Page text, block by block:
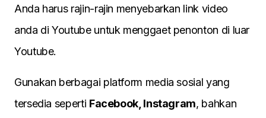
Anda harus rajin-rajin menyebarkan link video
anda di Youtube untuk menggaet penonton di luar
Youtube.
Gunakan berbagai platform media sosial yang
tersedia seperti Facebook, Instagram, bahkan